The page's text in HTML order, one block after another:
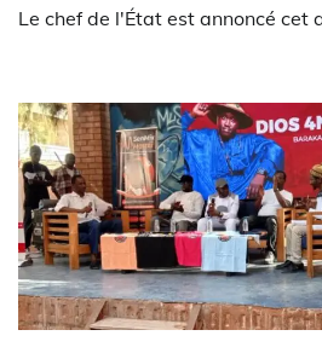
Le chef de l'État est annoncé cet